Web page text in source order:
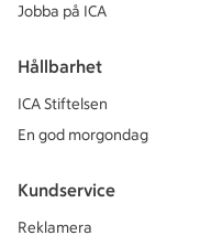
Jobba på ICA
Hållbarhet
ICA Stiftelsen
En god morgondag
Kundservice
Reklamera